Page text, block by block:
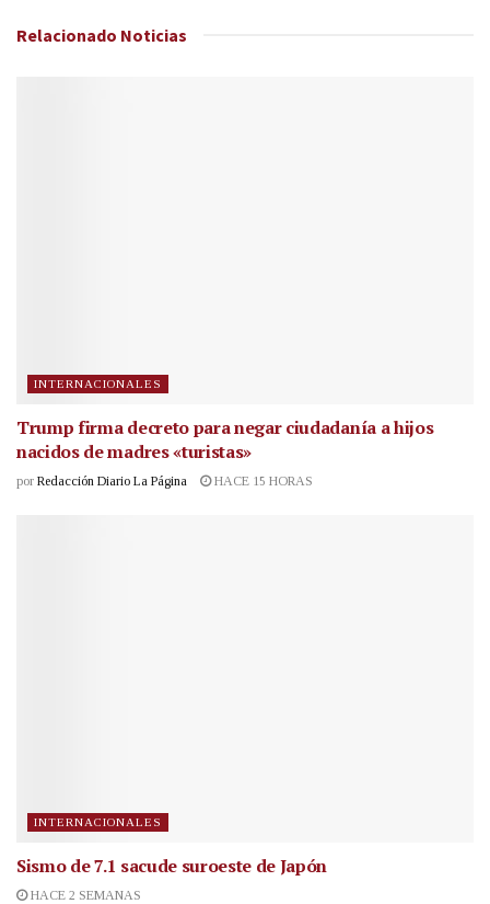
Relacionado Noticias
INTERNACIONALES
Trump firma decreto para negar ciudadanía a hijos
nacidos de madres «turistas»
por Redacción Diario La Página HACE 15 HORAS
INTERNACIONALES
Sismo de 7.1 sacude suroeste de Japón
HACE 2 SEMANAS